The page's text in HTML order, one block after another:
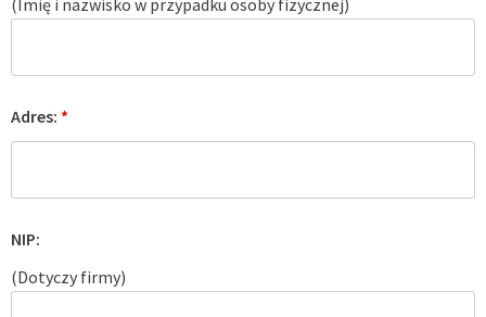
(Imię i nazwisko w przypadku osoby fizycznej)
Adres: *
NIP:
(Dotyczy firmy)